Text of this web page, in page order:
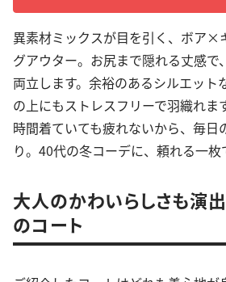
異素材ミックスが目を引く、ボア×
グアウター。お尻まで隠れる丈感で
両立します。余裕のあるシルエット
の上にもストレスフリーで羽織れま
時間着ていても疲れないから、毎日
り。40代の冬コーデに、頼れる一枚
大人のかわいらしさも演
のコート